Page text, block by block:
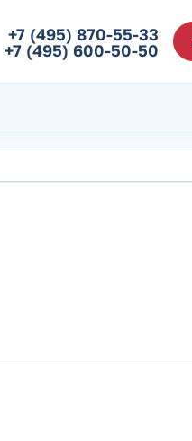
+7 (495) 870-55-33
+7 (495) 600-50-50